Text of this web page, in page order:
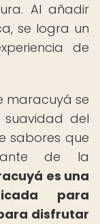
Al añadir
se logra un
de
maracuyá se
del
sabores que
de la
es una
para
disfrutar